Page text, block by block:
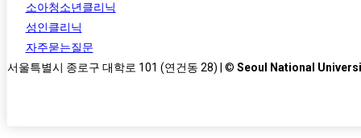
소아청소년클리닉
성인클리닉
자주묻는질문
서울특별시 종로구 대학로 101 (연건동 28) | © Seoul National